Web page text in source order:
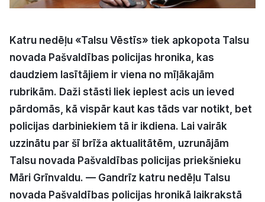
Pasākumi
Reklāma
Politiskā reklāma
Kontakti
Katru nedēļu «Talsu Vēstīs» tiek apkopota Talsu
novada Pašvaldības policijas hronika, kas
daudziem lasītājiem ir viena no mīļākajām
rubrikām. Daži stāsti liek ieplest acis un ieved
pārdomās, kā vispār kaut kas tāds var notikt, bet
policijas darbiniekiem tā ir ikdiena. Lai vairāk
uzzinātu par šī brīža aktualitātēm, uzrunājām
Talsu novada Pašvaldības policijas priekšnieku
Māri Grīnvaldu. — Gandrīz katru nedēļu Talsu
novada Pašvaldības policijas hronikā laikrakstā